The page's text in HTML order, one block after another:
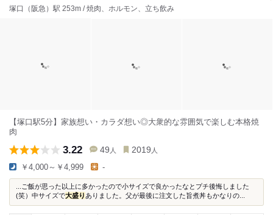
塚口（阪急）駅 253m / 焼肉、ホルモン、立ち飲み
【塚口駅5分】家族想い・カラダ想い◎大衆的な雰囲気で楽しむ本格焼
肉
3.22 49 人 2019 人
￥4,000～￥4,999 -
...ご飯が思った以上に多かったので小サイズで良かったなとプチ後悔しました
(笑）中サイズで大盛り ありました。父が最後に注文した旨煮丼もかなりの...